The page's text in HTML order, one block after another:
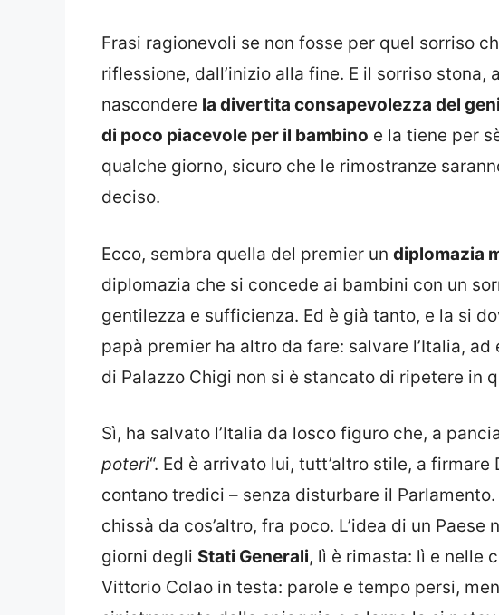
Frasi ragionevoli se non fosse per quel sorriso
riflessione, dall’inizio alla fine. E il sorriso stona,
nascondere la divertita consapevolezza del
di poco piacevole per il bambino e la tiene per
qualche giorno, sicuro che le rimostranze
deciso.
Ecco, sembra quella del premier un diplomazia
diplomazia che si concede ai bambini con un
gentilezza e sufficienza. Ed è già tanto, e la si
papà premier ha altro da fare: salvare l’Italia,
di Palazzo Chigi non si è stancato di ripetere in
Sì, ha salvato l’Italia da losco figuro che, a
poteri“. Ed è arrivato lui, tutt’altro stile, a
contano tredici – senza disturbare il
chissà da cos’altro, fra poco. L’idea di un
giorni degli Stati Generali, lì è rimasta: lì e nelle
Vittorio Colao in testa: parole e tempo persi,